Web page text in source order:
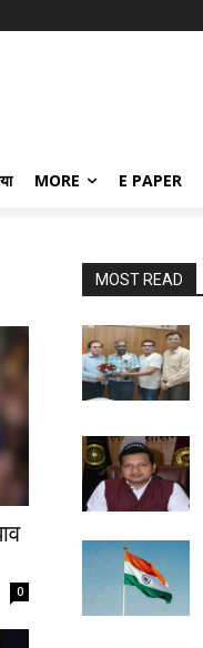
MORE E PAPER
0
MOST READ